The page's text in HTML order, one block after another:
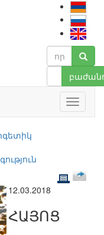
12.03.2018
ՀԱՅՈՑ